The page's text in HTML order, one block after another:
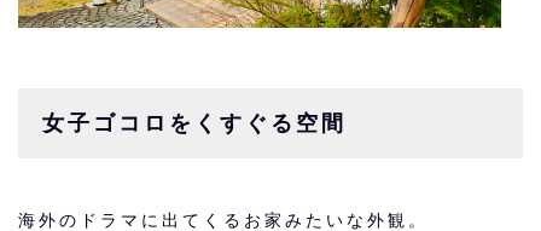
女子ゴコロをくすぐる空間
海外のドラマに出てくるお家みたいな外観。